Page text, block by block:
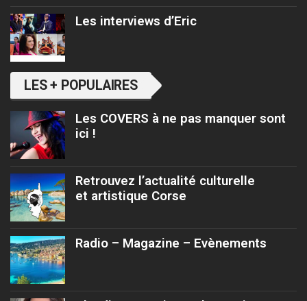
Les interviews d’Eric
LES + POPULAIRES
Les COVERS à ne pas manquer sont
ici !
Retrouvez l’actualité culturelle
et artistique Corse
Radio – Magazine – Evènements